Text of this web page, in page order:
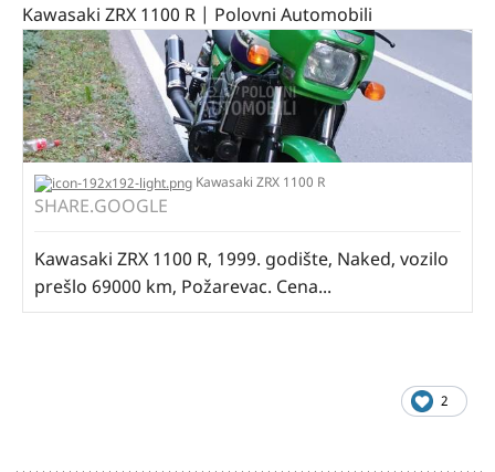
Kawasaki ZRX 1100 R | Polovni Automobili
Kawasaki ZRX 1100 R
SHARE.GOOGLE
Kawasaki ZRX 1100 R, 1999. godište, Naked, vozilo
prešlo 69000 km, Požarevac. Cena...
2